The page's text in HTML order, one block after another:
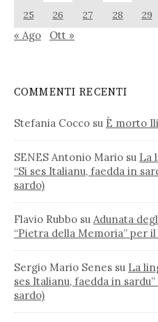
25
26 27 28 29
« Ago Ott »
COMMENTI RECENTI
Stefania Cocco su È morto
SENES Antonio Mario su La
“Si ses Italianu, faedda in
sardo)
Flavio Rubbo su Adunata
“Pietra della Memoria” per
Sergio Mario Senes su La
ses Italianu, faedda in
sardo)